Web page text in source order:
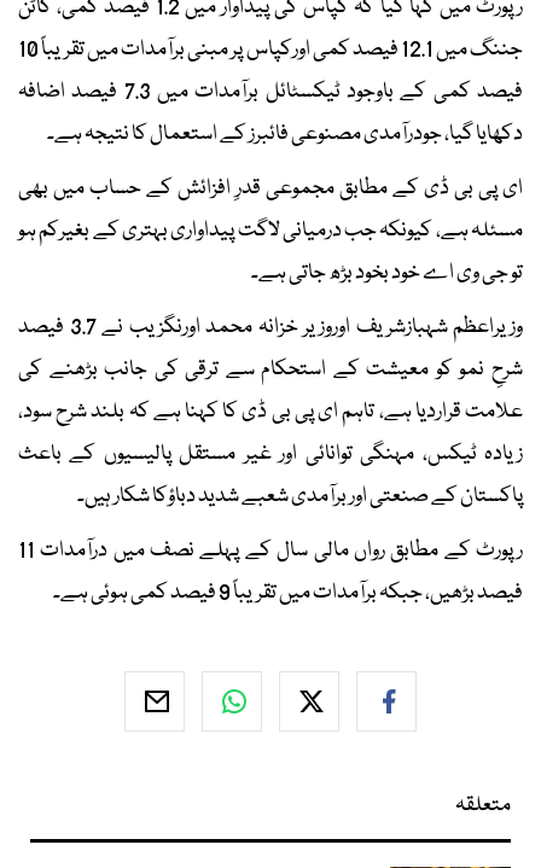
رپورٹ میں کہا گیا کہ کپاس کی پیداوار میں 1.2 فیصد کمی، کاٹن
جننگ میں 12.1 فیصد کمی اورکپاس پر مبنی برآمدات میں تقریباً 10
فیصد کمی کے باوجود ٹیکسٹائل برآمدات میں 7.3 فیصد اضافہ
دکھایا گیا، جودرآمدی مصنوعی فائبرز کے استعمال کا نتیجہ ہے۔
ای پی بی ڈی کے مطابق مجموعی قدرِ افزائش کے حساب میں بھی
مسئلہ ہے، کیونکہ جب درمیانی لاگت پیداواری بہتری کے بغیرکم ہو
تو جی وی اے خود بخود بڑھ جاتی ہے۔
وزیراعظم شہبازشریف اوروزیر خزانہ محمد اورنگزیب نے 3.7 فیصد
شرحِ نمو کو معیشت کے استحکام سے ترقی کی جانب بڑھنے کی
علامت قراردیا ہے، تاہم ای پی بی ڈی کا کہنا ہے کہ بلند شرح سود،
زیادہ ٹیکس، مہنگی توانائی اور غیر مستقل پالیسیوں کے باعث
پاکستان کے صنعتی اور برآمدی شعبے شدید دباؤکا شکار ہیں۔
رپورٹ کے مطابق رواں مالی سال کے پہلے نصف میں درآمدات 11
فیصد بڑھیں، جبکہ برآمدات میں تقریباً 9 فیصد کمی ہوئی ہے۔
متعلقہ